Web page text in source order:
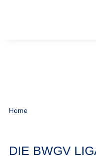
Home
DIE BWGV